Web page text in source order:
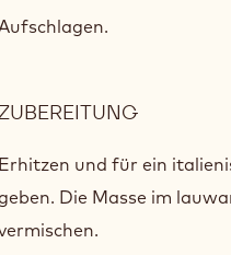
:
Erhitzen und für ein
geben. Die Masse im